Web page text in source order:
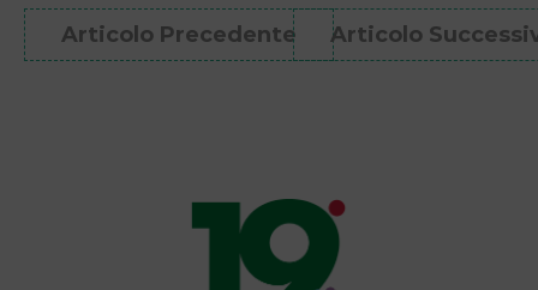
Articolo Precedente Articolo